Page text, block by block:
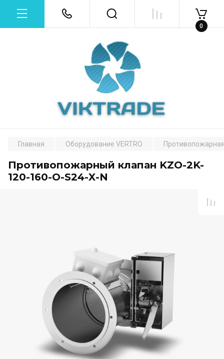
0
Главная Оборудование VERTRO
Противопожарный клапан KZO-2K-
120-160-O-S24-X-N